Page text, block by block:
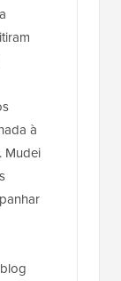
à
Mudei